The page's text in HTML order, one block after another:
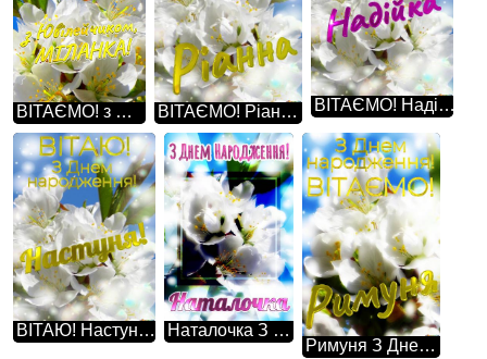
ВІТАЄМО! з Ювілейчиком, МІЛАНКА! З Днем народження! Це так прекрасно, коли весняна природа оживає красою білих квітів на дереві. ВІТАЄМО! Ріанна З Днем народження! Така проста картина, але в той же час настільки неймовірна - гарні білі квіти на дереві весною. ВІТАЄМО! Надійка З Днем народження! Така проста картина, але в той же час настільки неймовірна - гарні білі квіти на дереві весною.
ВІТАЮ! Настуня! З Днем народження! Така проста картина, але в той же час настільки неймовірна - гарні білі квіти на дереві весною.
Наталочка З Днем Народження! Ця фотографія просто зачаровує своєю красою - гарні білі квіти на дереві весною.
Римуня З Днем народження! Гарні білі квіти на дереві весною - це свідчення того, що природа здатна на дива.